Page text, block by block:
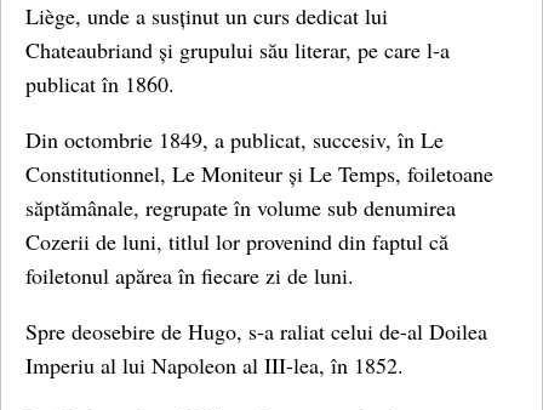
Liège, unde a susținut un curs dedicat lui
Chateaubriand și grupului său literar, pe care l-a
publicat în 1860.
Din octombrie 1849, a publicat, succesiv, în Le
Constitutionnel, Le Moniteur și Le Temps, foiletoane
săptămânale, regrupate în volume sub denumirea
Cozerii de luni, titlul lor provenind din faptul că
foiletonul apărea în fiecare zi de luni.
Spre deosebire de Hugo, s-a raliat celui de-al Doilea
Imperiu al lui Napoleon al III-lea, în 1852.